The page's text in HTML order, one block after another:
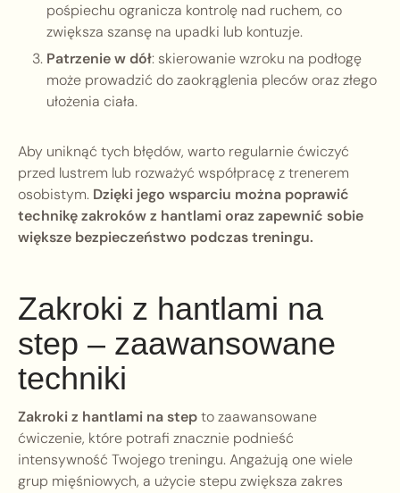
pośpiechu ogranicza kontrolę nad ruchem, co
zwiększa szansę na upadki lub kontuzje.
Patrzenie w dół: skierowanie wzroku na podłogę
może prowadzić do zaokrąglenia pleców oraz złego
ułożenia ciała.
Aby uniknąć tych błędów, warto regularnie ćwiczyć
przed lustrem lub rozważyć współpracę z trenerem
osobistym. Dzięki jego wsparciu można poprawić
technikę zakroków z hantlami oraz zapewnić sobie
większe bezpieczeństwo podczas treningu.
Zakroki z hantlami na
step – zaawansowane
techniki
Zakroki z hantlami na stepto zaawansowane
ćwiczenie, które potrafi znacznie podnieść
intensywność Twojego treningu. Angażują one wiele
grup mięśniowych, a użycie stepu zwiększa zakres